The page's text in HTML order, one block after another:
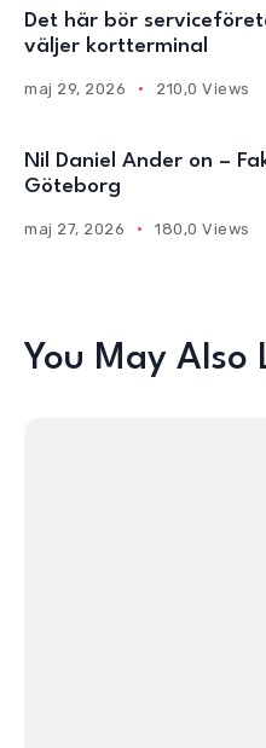
Det här bör
väljer kortterminal
maj 29, 2026 210,0 Views
Nil Daniel Ander on – Fakta om 52-åringen i
Göteborg
maj 27, 2026 180,0 Views
You May Also